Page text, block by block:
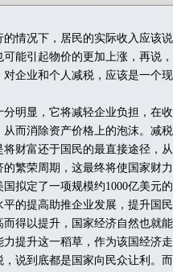
况下，居民的实际收入应该
能引起物价的更加上涨，再说
企业和个人减税，应该是一个
显，它将减轻企业负担，在收
而消除资产价格上的泡沫。减
财富还于国民的最直接途径，
繁荣周期，这最终将使国家财力
定了一项规模约1000亿美元
的提高助推企业发展，提升国
得以提升，国家经济自然也就
提升这一稻草，作为该国经济走
到底都是国家向民众让利。而